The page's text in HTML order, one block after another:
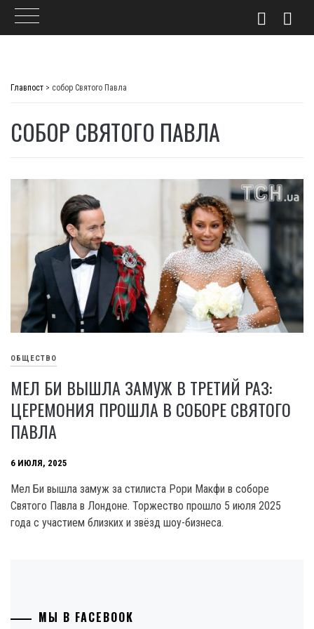
Главпост > собор Святого Павла
СОБОР СВЯТОГО ПАВЛА
ОБЩЕСТВО
МЕЛ БИ ВЫШЛА ЗАМУЖ В ТРЕТИЙ РАЗ:
ЦЕРЕМОНИЯ ПРОШЛА В СОБОРЕ СВЯТОГО
ПАВЛА
6 ИЮЛЯ, 2025
Мел Би вышла замуж за стилиста Рори Макфи в соборе
Святого Павла в Лондоне. Торжество прошло 5 июля 2025
года с участием близких и звёзд шоу-бизнеса.
МЫ В FACEBOOK